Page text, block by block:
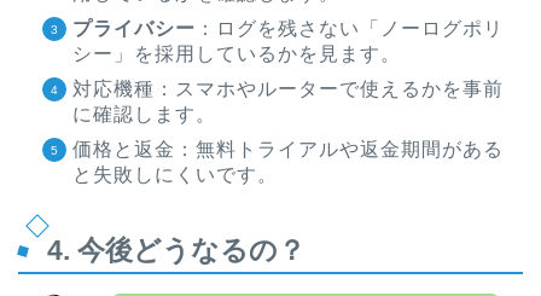
プライバシー ：ログを残さない「ノーログポリ
シー」を採用しているかを見ます。
対応機種：スマホやルーターで使えるかを事前
に確認します。
価格と返金：無料トライアルや返金期間がある
と失敗しにくいです。
4. 今後どうなるの？